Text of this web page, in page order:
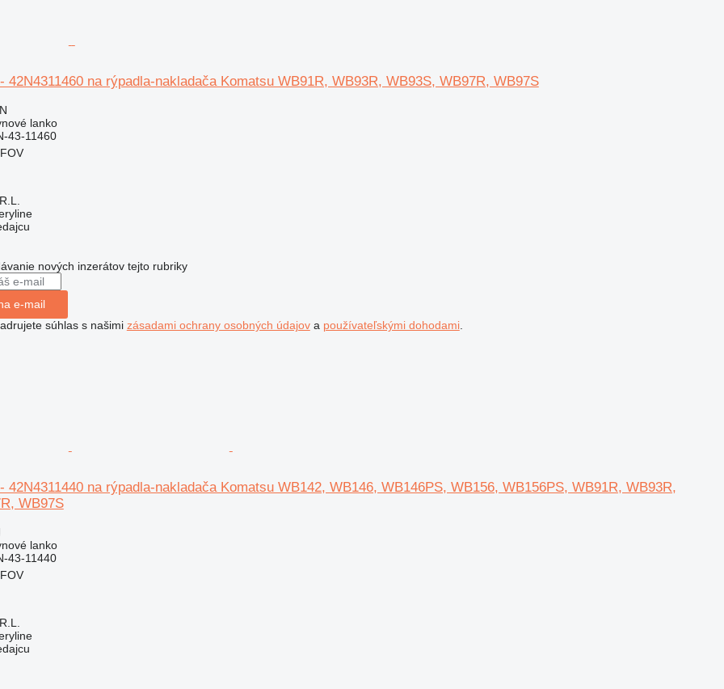
42N4311460 na rýpadla-nakladača Komatsu WB91R, WB93R, WB93S, WB97R, WB97S
lanko
43-11460
nových inzerátov tejto rubriky
e-mail
súhlas s našimi zásadami ochrany osobných údajova používateľskými dohodami.
42N4311440 na rýpadla-nakladača Komatsu WB142, WB146, WB146PS, WB156, WB156PS, WB91R, WB93R,
WB97S
lanko
43-11440